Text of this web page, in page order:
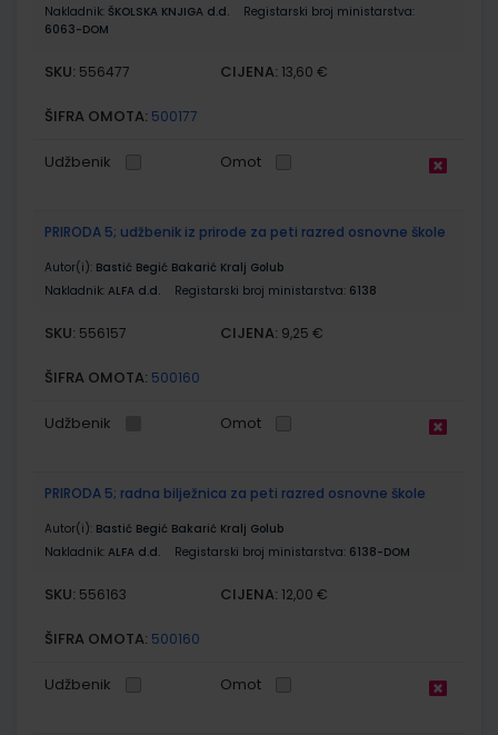
Nakladnik: ŠKOLSKA KNJIGA d.d.
Registarski broj ministarstva:
6063-DOM
SKU: 556477 CIJENA: 13,60 €
ŠIFRA OMOTA: 500177
Udžbenik Omot
PRIRODA 5; udžbenik iz prirode za peti razred osnovne škole
Autor(i): Bastić Begić Bakarić Kralj Golub
Nakladnik: ALFA d.d. Registarski broj ministarstva: 6138
SKU: 556157 CIJENA: 9,25 €
ŠIFRA OMOTA: 500160
Udžbenik Omot
PRIRODA 5; radna bilježnica za peti razred osnovne škole
Autor(i): Bastić Begić Bakarić Kralj Golub
Nakladnik: ALFA d.d. Registarski broj ministarstva: 6138-DOM
SKU: 556163 CIJENA: 12,00 €
ŠIFRA OMOTA: 500160
Udžbenik Omot